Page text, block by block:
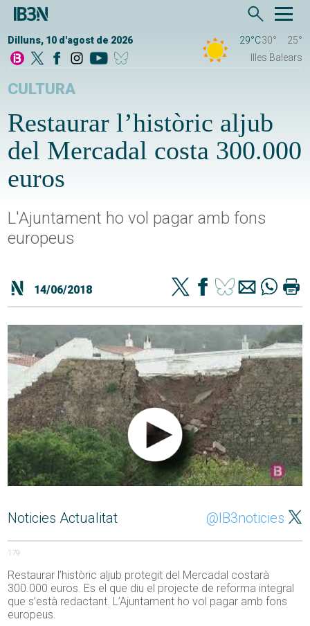
Dilluns, 10 d'agost de 2026 29°C30°
25°
Illes Balears
CULTURA
Restaurar l’històric aljub
del Mercadal costa 300.000
euros
L'Ajuntament ho vol pagar amb fons
europeus
14/06/2018
Noticies Actualitat @IB3noticies
179
Restaurar l’històric aljub protegit del Mercadal costarà
300.000 euros. Es el que diu el projecte de reforma integral
que s’està redactant. L’Ajuntament ho vol pagar amb fons
europeus.